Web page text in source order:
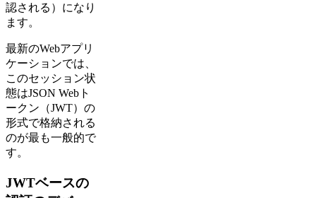
認される）になり
ます。
最新のWebアプリ
ケーションでは、
このセッション状
態はJSON Webト
ークン（JWT）の
形式で格納される
のが最も一般的で
す。
JWTベースの